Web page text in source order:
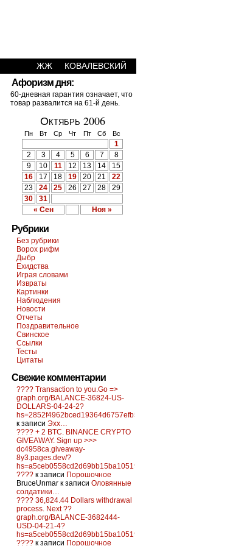
ЖЖ КОВАЛЕВСКИЙ
Афоризм дня:
60-дневная гарантия означает, что
товар развалится на 61-й день.
Октябрь 2006
Пн Вт Ср Чт Пт Сб Вс
« Сен Ноя »
1
2
3 4 5 6 7
8
9
10 11 12 13 14
15
16
17 18 19 20 21
22
23
24 25 26 27 28
29
30
31
Рубрики
Без рубрики
Ворох рифм
Дыбр
Ехидства
Играя словами
Извраты
Картинки
Наблюдения
Новости
Отчеты
Поздравительное
Свинское
Ссылки
Тесты
Цитаты
Свежие комментарии
???? Transaction to you.Go =>
graph.org/BALANCE-36824-US-
DOLLARS-04-24-2?
hs=2852f4962bced19364d6757efb5f6a84&
к записи Эхх…
???? + 2 BTC. BINANCE CRYPTO
GIVEAWAY. Sign up >>>
dc4958ca.giveaway-
8y3.pages.dev/?
hs=a5ceb0558cd2d69bb15ba10519f0d6c2&
???? к записи Порошочное
BruceUnmar к записи Оловянные
солдатики…
???? 36,824.44 Dollars withdrawal
process. Next ??
graph.org/BALANCE-3682444-
USD-04-21-4?
hs=a5ceb0558cd2d69bb15ba10519f0d6c2&
???? к записи Порошочное